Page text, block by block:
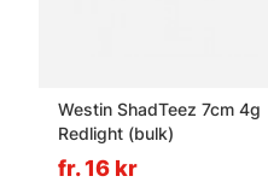
Westin ShadTeez 7cm 4g
Redlight (bulk)
fr. 16 kr